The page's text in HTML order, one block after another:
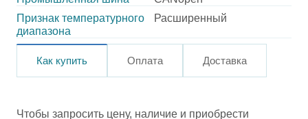
Признак температурного
диапазона
Расширенный
Как купить Оплата Доставка
Чтобы запросить цену, наличие и приобрести